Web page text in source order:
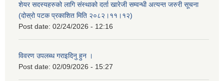
शेयर सदस्यहरुको लागि संस्थाको दर्ता खारेजी सम्वन्धी अत्यन्त जरुरी सूचना
(दोस्रो पटक प्रकाशित मिति २०८२।११।१२)
Post date: 02/24/2026 - 12:16
विवरण उपलब्ध गराइदिनु हुन ।
Post date: 02/09/2026 - 15:27